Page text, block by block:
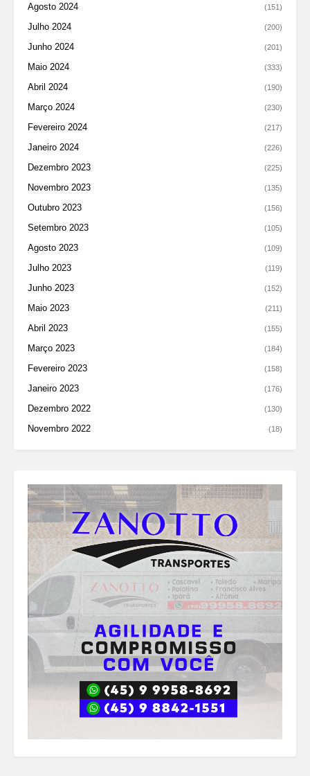
Agosto 2024 (151)
Julho 2024 (200)
Junho 2024 (201)
Maio 2024 (333)
Abril 2024 (190)
Março 2024 (230)
Fevereiro 2024 (217)
Janeiro 2024 (226)
Dezembro 2023 (225)
Novembro 2023 (135)
Outubro 2023 (156)
Setembro 2023 (105)
Agosto 2023 (109)
Julho 2023 (119)
Junho 2023 (152)
Maio 2023 (211)
Abril 2023 (155)
Março 2023 (184)
Fevereiro 2023 (158)
Janeiro 2023 (176)
Dezembro 2022 (130)
Novembro 2022 (18)